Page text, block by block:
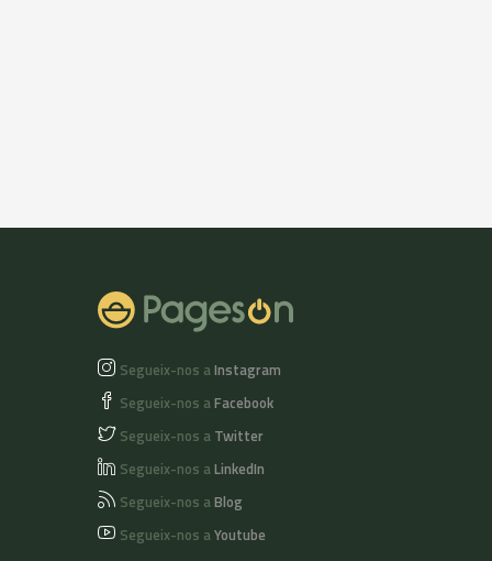
Segueix-nos aInstagram
Segueix-nos aFacebook
Segueix-nos a Twitter
Segueix-nos aLinkedIn
Segueix-nos aBlog
Segueix-nos aYoutube